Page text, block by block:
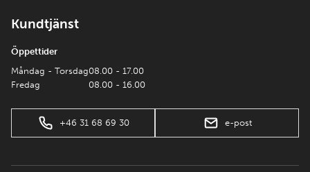
Kundtjänst
Öppettider
Måndag - Torsdag
Fredag
08.00 - 17.00
08.00 - 16.00
+46 31 68 69 30 e-post